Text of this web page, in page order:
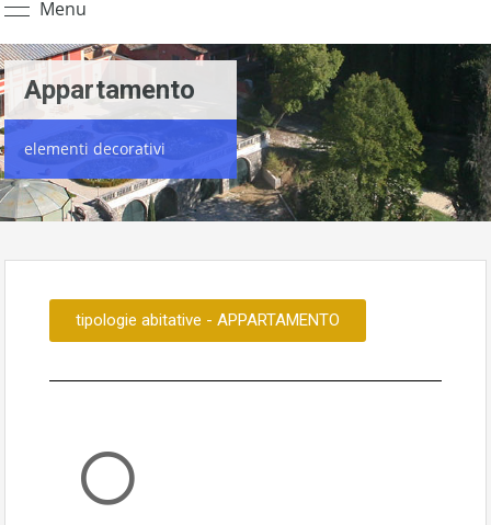
Menu
Appartamento
elementi decorativi
tipologie abitative - APPARTAMENTO